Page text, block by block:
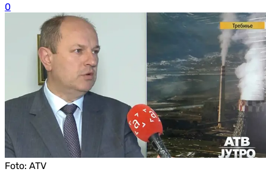
0
Foto: ATV